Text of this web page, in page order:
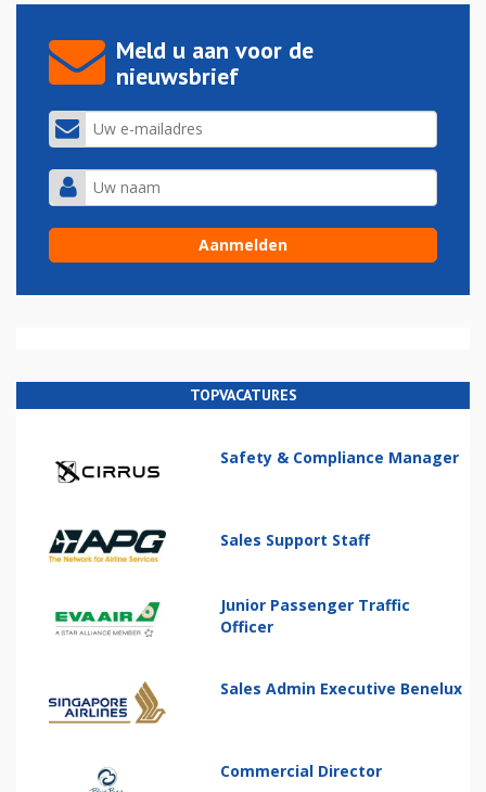
Meld u aan voor de
nieuwsbrief
TOPVACATURES
Safety & Compliance Manager
Sales Support Staff
Junior Passenger Traffic
Officer
Sales Admin Executive Benelux
Commercial Director